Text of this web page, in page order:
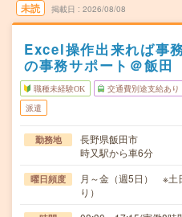
未読 掲載日 2026/08/08
Excel操作出来れば事
の事務サポート＠飯田
職種未経験OK 交通費別途支給あり
派遣
勤務地
長野県飯田市
時又駅から車6分
曜日頻度
月～金（週5日） ※土
り）